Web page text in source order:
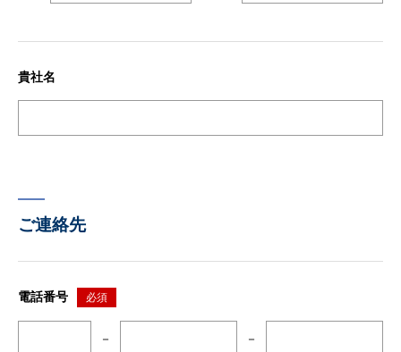
貴社名
ご連絡先
電話番号 必須
－ －